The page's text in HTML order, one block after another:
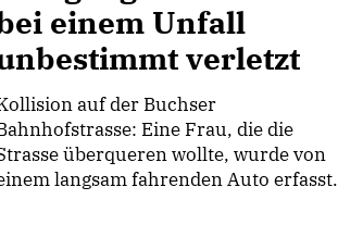
einem Unfall
verletzt
auf der Buchser
Eine Frau, die die
überqueren wollte, wurde von
langsam fahrenden Auto erfasst.